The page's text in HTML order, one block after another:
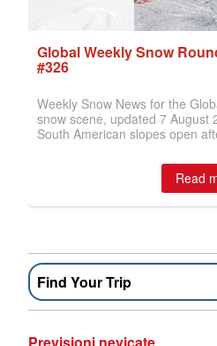
Find Your Trip